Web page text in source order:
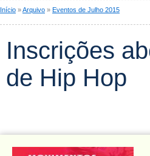
Início »Arquivo » Eventos de Julho 2015
Inscrições
de Hip Hop